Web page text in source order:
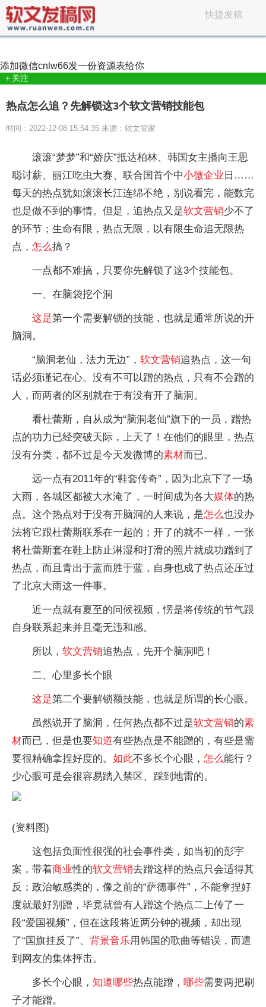
快捷发稿
添加微信cnlw66发一份资源表给你
＋关注
热点怎么追？先解锁这3个软文营销技能包
时间：2022-12-08 15:54:35 来源：软文管家
滚滚“梦梦”和“娇庆”抵达柏林、韩国女主播向王思
聪讨薪、丽江吃虫大赛、联合国首个中小微企业 日……
每天的热点犹如滚滚长江连绵不绝，别说看完，能数完
也是做不到的事情。但是，追热点又是软文营销少不了
的环节；生命有限，热点无限，以有限生命追无限热
点， 怎么搞？
一点都不难搞，只要你先解锁了这3个技能包。
一、在脑袋挖个洞
这是第一个需要解锁的技能，也就是通常所说的开
脑洞。
“脑洞老仙，法力无边”， 软文营销追热点，这一句
话必须谨记在心。没有不可以蹭的热点，只有不会蹭的
人，而两者的区别就在于有没有开了脑洞。
看杜蕾斯，自从成为“脑洞老仙”旗下的一员，蹭热
点的功力已经突破天际，上天了！在他们的眼里，热点
没有分类，都不过是今天发微博的素材而已。
远一点有2011年的“鞋套传奇”，因为北京下了一场
大雨，各城区都被大水淹了，一时间成为各大媒体的热
点。这个热点对于没有开脑洞的人来说，是怎么也没办
法将它跟杜蕾斯联系在一起的；开了的就不一样，一张
将杜蕾斯套在鞋上防止淋湿和打滑的照片就成功蹭到了
热点，而且青出于蓝而胜于蓝，自身也成了热点还压过
了北京大雨这一件事。
近一点就有夏至的问候视频，愣是将传统的节气跟
自身联系起来并且毫无违和感。
所以， 软文营销追热点，先开个脑洞吧！
二、心里多长个眼
这是第二个要解锁额技能，也就是所谓的长心眼。
虽然说开了脑洞，任何热点都不过是软文营销的素
材而已，但是也要知道有些热点是不能蹭的，有些是需
要很精确拿捏好度的。 如此不多长个心眼， 怎么能行？
少心眼可是会很容易踏入禁区、踩到地雷的。
(资料图)
这包括负面性很强的社会事件类，如当初的彭宇
案，带着商业性的软文营销去蹭这样的热点只会适得其
反；政治敏感类的，像之前的“萨德事件”，不能拿捏好
度就最好别蹭，毕竟就曾有人蹭这个热点二上传了一
段“爱国视频”，但在这段将近两分钟的视频，却出现
了“国旗挂反了”、 背景音乐用韩国的歌曲等错误，而遭
到网友的集体抨击。
多长个心眼， 知道哪些热点能蹭， 哪些需要两把刷
子才能蹭。